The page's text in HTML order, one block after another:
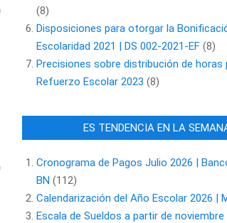
(8)
Disposiciones para otorgar la
Escolaridad 2021 | DS 002-2021-EF(8)
Precisiones sobre distribución de horas
Refuerzo Escolar 2023 (8)
ES TENDENCIA EN LA
Cronograma de Pagos Julio 2026 |
BN (112)
Calendarización del Año Escolar 2026 |
Escala de Sueldos a partir de noviembre